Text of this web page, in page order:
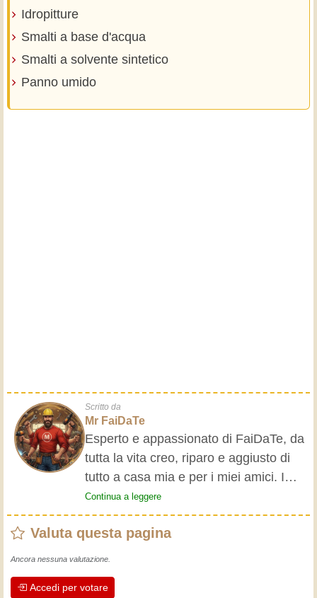
Idropitture
Smalti a base d'acqua
Smalti a solvente sintetico
Panno umido
Scritto da
Mr FaiDaTe
Esperto e appassionato di FaiDaTe, da
tutta la vita creo, riparo e aggiusto di
tutto a casa mia e per i miei amici. I
nonni mi hanno insegnato i primi
rudimenti, fin da piccolo e da allora ho
fatto un sacco di esperienze.
L'esperienza insegna! Tiene attivi e
artigiani professionisti mettono nel loro
Continua a leggere
Valuta questa pagina
Ancora nessuna valutazione.
Accedi per votare